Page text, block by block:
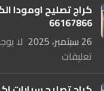
كراج تصليح اومودا
66167866
26 سبتمبر، 2025
لا
تعليقات